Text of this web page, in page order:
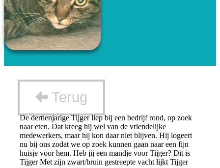
Terug
De dertienjarige Tijger liep bij een bedrijf rond, op zoek
naar eten. Dat kreeg hij wel van de vriendelijke
medewerkers, maar hij kon daar niet blijven. Hij logeert
nu bij ons zodat we op zoek kunnen gaan naar een fijn
huisje voor hem. Heb jij een mandje voor Tijger? Dit is
Tijger Met zijn zwart/bruin gestreepte vacht lijkt Tijger